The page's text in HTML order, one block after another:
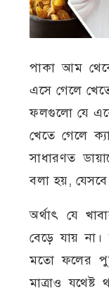
পাকা আম
এসে গেলে
ফলগুলো যে
খেতে গেলে
সাধারণত
বলা হয়, যেসবে
অর্থাৎ যে
বেড়ে যায়
মতো ফলের
মাত্রাও যথেষ্ট